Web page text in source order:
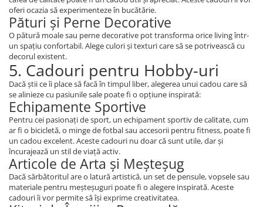
oferi ocazia să experimenteze în bucătărie.
Pături și Perne Decorative
O pătură moale sau perne decorative pot transforma orice living într-
un spațiu confortabil. Alege culori și texturi care să se potrivească cu
decorul existent.
5. Cadouri pentru Hobby-uri
Dacă știi ce îi place să facă în timpul liber, alegerea unui cadou care să
se alinieze cu pasiunile sale poate fi o opțiune inspirată:
Echipamente Sportive
Pentru cei pasionați de sport, un echipament sportiv de calitate, cum
ar fi o bicicletă, o minge de fotbal sau accesorii pentru fitness, poate fi
un cadou excelent. Aceste cadouri nu doar că sunt utile, dar și
încurajează un stil de viață activ.
Articole de Arta și Meșteșug
Dacă sărbătoritul are o latură artistică, un set de pensule, vopsele sau
materiale pentru meșteșuguri poate fi o alegere inspirată. Aceste
cadouri îi vor permite să își exprime creativitatea.